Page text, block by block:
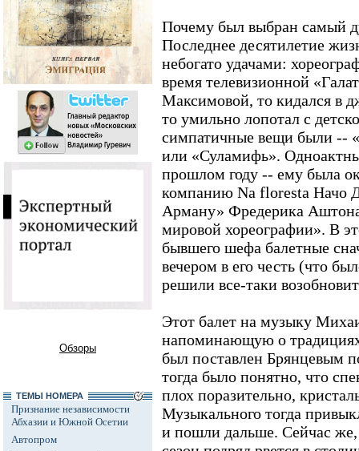
Обзоры
ТЕМЫ НОМЕРА
Признание независимости
Абхазии и Южной Осетии
Автопром
Почему был выбран самый
Последнее десятилетие
небогато удачами:
время телевизионной
Максимовой, то кидался в
то умильно лопотал с
симпатичные вещи были --
или «Суламифь».
прошлом году -- ему была
компанию Na floresta Начо
Арману» Фредерика
мировой хореографии». В
бывшего шефа балетные
вечером в его честь (что
решили все-таки
Этот балет на музыку
напоминающую о
был поставлен Брянцевым
тогда было понятно, что
плох поразительно,
Музыкального тогда
и пошли дальше. Сейчас же,